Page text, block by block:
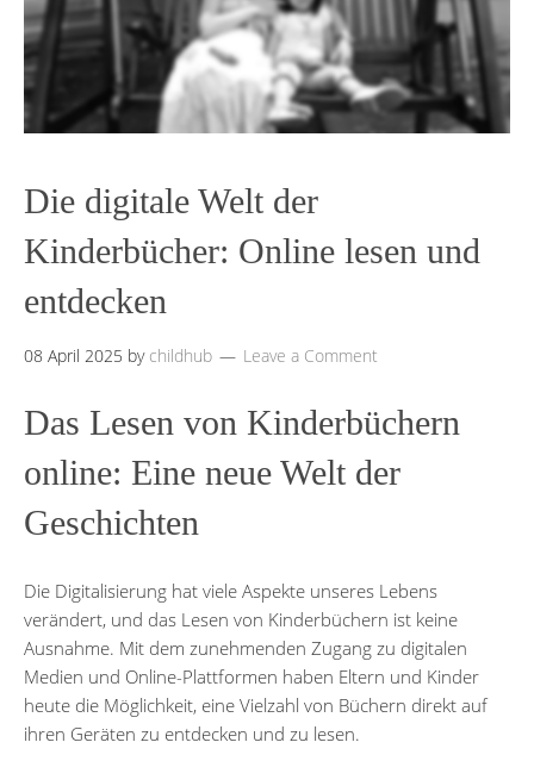
Die digitale Welt der
Kinderbücher: Online lesen und
entdecken
08 April 2025 by childhub Leave a Comment
Das Lesen von Kinderbüchern
online: Eine neue Welt der
Geschichten
Die Digitalisierung hat viele Aspekte unseres Lebens
verändert, und das Lesen von Kinderbüchern ist keine
Ausnahme. Mit dem zunehmenden Zugang zu digitalen
Medien und Online-Plattformen haben Eltern und Kinder
heute die Möglichkeit, eine Vielzahl von Büchern direkt auf
ihren Geräten zu entdecken und zu lesen.